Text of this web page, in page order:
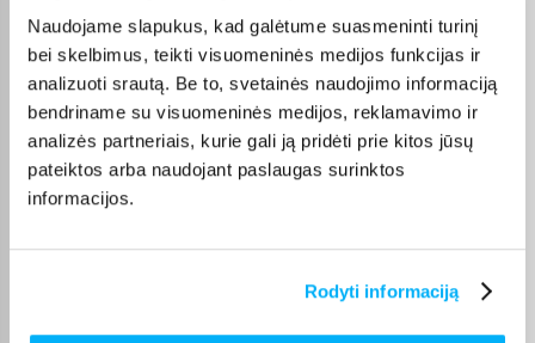
Naudojame slapukus, kad galėtume suasmeninti turinį
bei skelbimus, teikti visuomeninės medijos funkcijas ir
analizuoti srautą. Be to, svetainės naudojimo informaciją
bendriname su visuomeninės medijos, reklamavimo ir
analizės partneriais, kurie gali ją pridėti prie kitos jūsų
pateiktos arba naudojant paslaugas surinktos
informacijos.
Rodyti informaciją
Perku antrą kartą
Ramunas J.
Patvirtintas pirkėjas
Viskas super